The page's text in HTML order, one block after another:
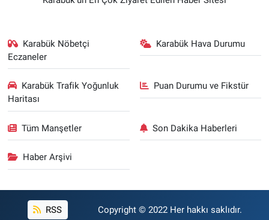
Karabük Nöbetçi
Eczaneler
Karabük Hava Durumu
Karabük Trafik Yoğunluk
Haritası
Puan Durumu ve Fikstür
Tüm Manşetler Son Dakika Haberleri
Haber Arşivi
RSS Copyright © 2022 Her hakkı saklıdır.